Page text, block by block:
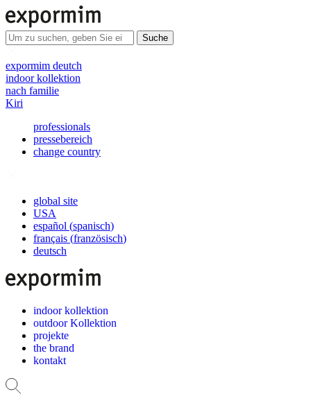
Suche
expormim deutch
indoor kollektion
nach familie
Kiri
professionals
pressebereich
change country
global site
USA
español (spanisch)
français (französisch)
deutsch
indoor kollektion
outdoor Kollektion
projekte
the brand
kontakt